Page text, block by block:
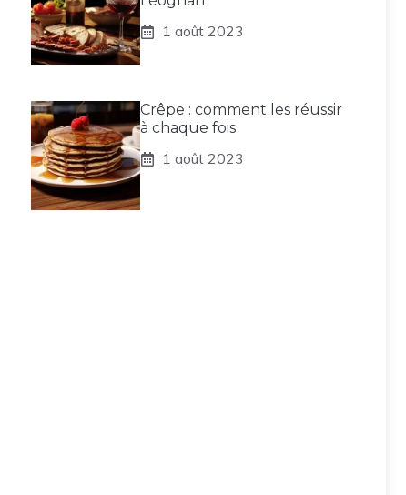
1 août 2023
Crêpe : comment les réussir
à chaque fois
1 août 2023